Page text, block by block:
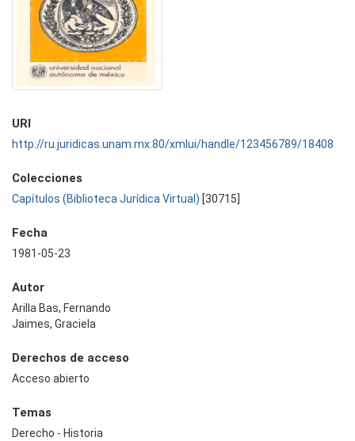
URI
http://ru.juridicas.unam.mx:80/xmlui/handle/123456789/18408
Colecciones
Capítulos (Biblioteca Jurídica Virtual) [30715]
Fecha
1981-05-23
Autor
Arilla Bas, Fernando
Jaimes, Graciela
Derechos de acceso
Acceso abierto
Temas
Derecho - Historia